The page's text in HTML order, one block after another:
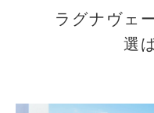
ラグナヴェ
選